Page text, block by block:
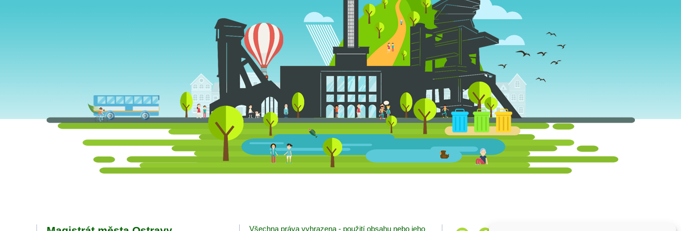
Všechna práva vyhrazena - použití obsahu nebo jeho